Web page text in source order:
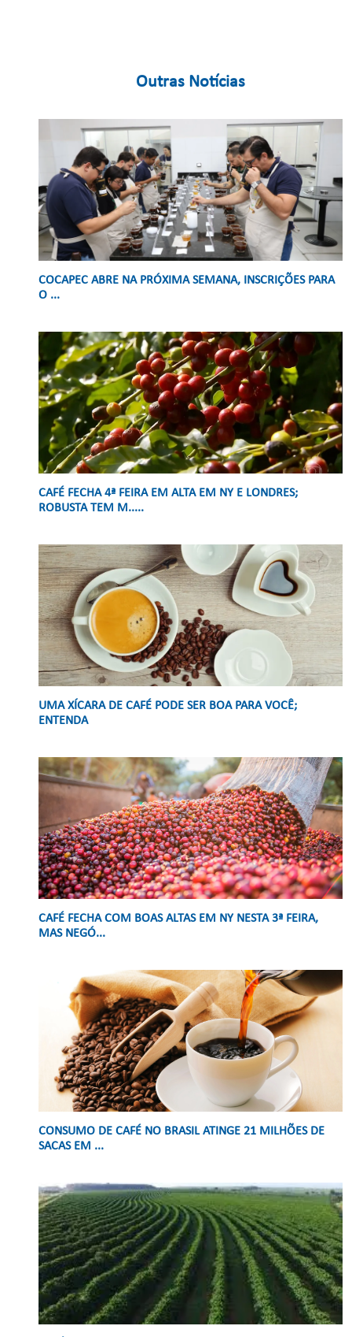
Outras Notícias
COCAPEC ABRE NA PRÓXIMA SEMANA, INSCRIÇÕES PARA
O ...
CAFÉ FECHA 4ª FEIRA EM ALTA EM NY E LONDRES;
ROBUSTA TEM M.....
UMA XÍCARA DE CAFÉ PODE SER BOA PARA VOCÊ;
ENTENDA
CAFÉ FECHA COM BOAS ALTAS EM NY NESTA 3ª FEIRA,
MAS NEGÓ...
CONSUMO DE CAFÉ NO BRASIL ATINGE 21 MILHÕES DE
SACAS EM ...